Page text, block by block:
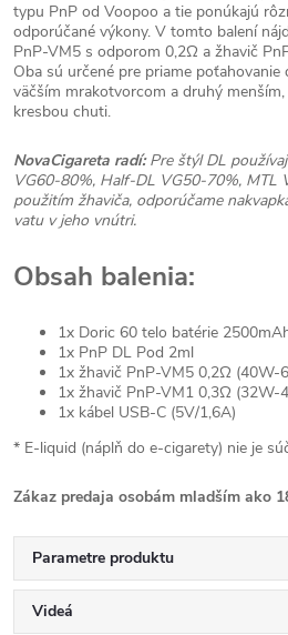
typu PnP od Voopoo a tie ponúkajú
odporúčané výkony. V tomto balení
PnP-VM5 s odporom 0,2Ω a žhavič
Oba sú určené pre priame poťahovanie
väčším mrakotvorcom a druhý
kresbou chuti.
NovaCigareta radí:Pre štýl DL
VG60-80%, Half-DL VG50-70%, MTL
použitím žhaviča, odporúčame
vatu v jeho vnútri.
Obsah balenia:
1x Doric 60 telo batérie
1x PnP DL Pod 2ml
1x žhavič PnP-VM5 0,2Ω (40W-
1x žhavič PnP-VM1 0,3Ω (32W-
1x kábel USB-C (5V/1,6A)
* E-liquid (náplň do e-cigarety) nie je
Zákaz predaja osobám mladším ako
Parametre produktu
Videá